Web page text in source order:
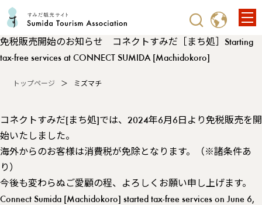
免税販売開始のお知らせ コネクトすみだ［まち処］Starting
tax-free services at CONNECT SUMIDA [Machidokoro]
トップページ ミズマチ
コネクトすみだ[まち処]では、2024年6月6日より免税販売を開
始いたしました。
海外からのお客様は消費税が免除となります。（※諸条件あ
り）
今後も変わらぬご愛顧の程、よろしくお願い申し上げます。
Connect Sumida [Machidokoro] started tax-free services on June 6,